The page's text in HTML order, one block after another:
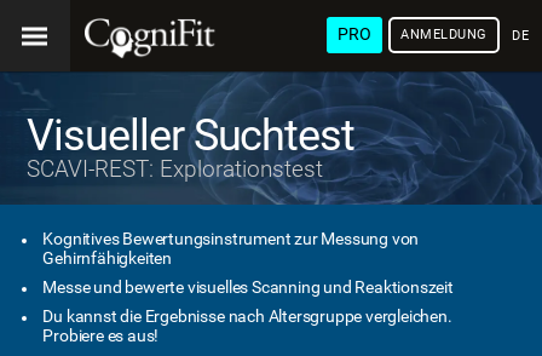
PRO ANMELDUNG
Visueller Suchtest
SCAVI-REST: Explorationstest
Kognitives Bewertungsinstrument zur Messung von
Gehirnfähigkeiten
Messe und bewerte visuelles Scanning und Reaktionszeit
Du kannst die Ergebnisse nach Altersgruppe vergleichen.
Probiere es aus!